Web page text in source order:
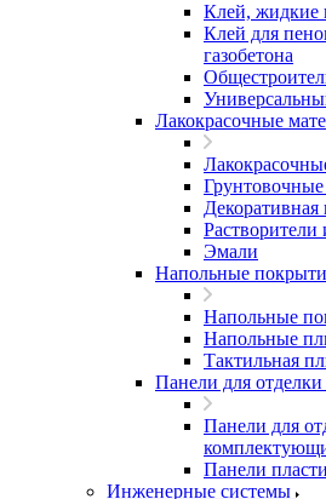
Клей, жидкие
Клей для
газобетона
Лакокрасочные
Декоративная
Растворители
Эмали
Напольные
Напольные
Напольные
Тактильная
Панели для
Панели для
Панели
Инженерные системы